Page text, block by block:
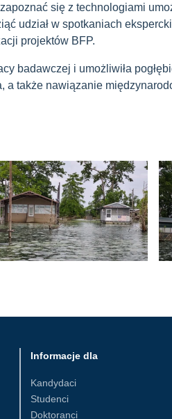
się z technologiami
udział w spotkaniach
projektów BFP.
badawczej i umożliwiła
a także nawiązanie
Informacje dla
Kandydaci
Studenci
Doktoranci